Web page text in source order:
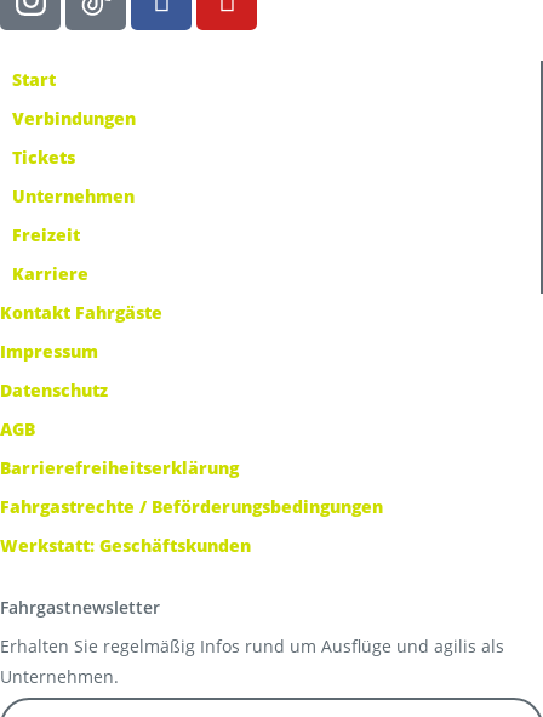
Start
Verbindungen
Tickets
Unternehmen
Freizeit
Karriere
Kontakt Fahrgäste
Impressum
Datenschutz
AGB
Barrierefreiheitserklärung
Fahrgastrechte / Beförderungsbedingungen
Werkstatt: Geschäftskunden
Fahrgastnewsletter
Erhalten Sie regelmäßig Infos rund um Ausflüge und agilis als
Unternehmen.